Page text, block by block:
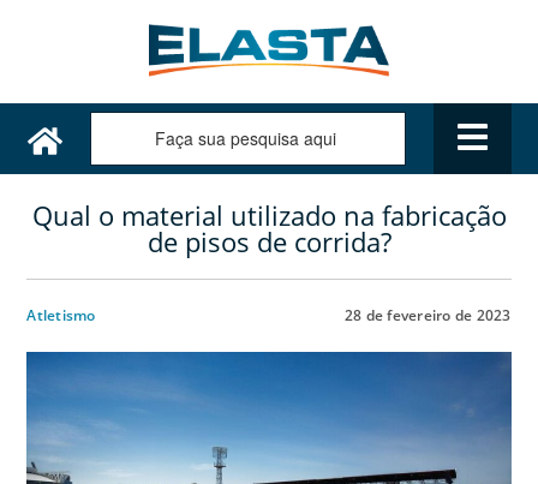
Qual o material utilizado na fabricação
de pisos de corrida?
Atletismo 28 de fevereiro de 2023